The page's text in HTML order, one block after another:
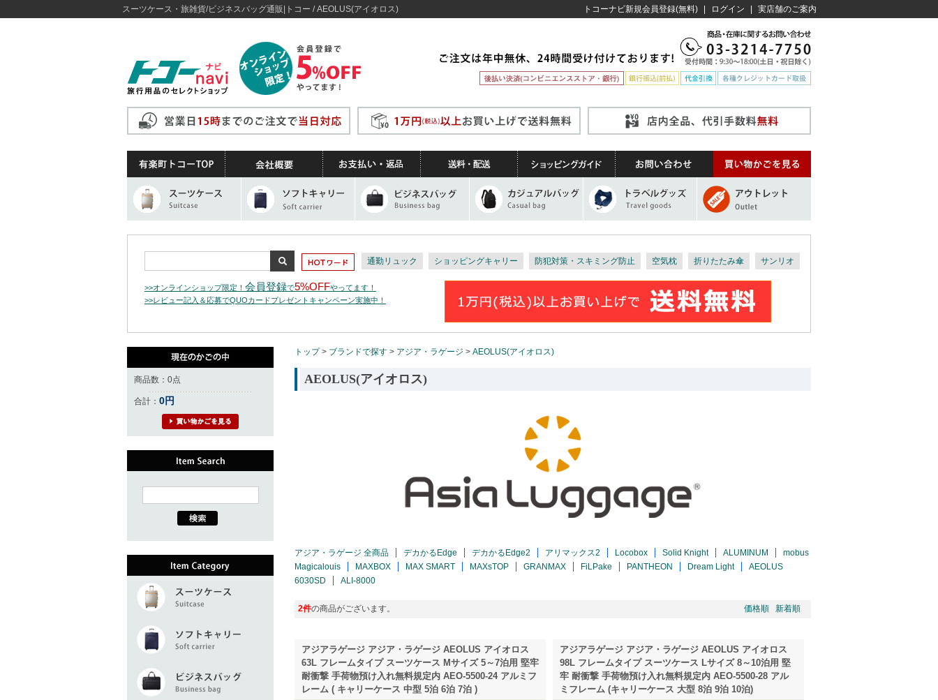
スーツケース・旅雑貨/ビジネスバッグ通販|トコー / AEOLUS(アイオロス) トコーナビ新規会員登録(無料) ログイン 実店舗のご案内
通勤リュック ショッピングキャリー 防犯対策・スキミング防止 空気枕 折りたたみ傘 サンリオ
>>オンラインショップ限定！ 会員登録で5%OFFやってます！
>>レビュー記入＆応募でQUOカードプレゼントキャンペーン実施中！
商品数：0点
合計： 0円
トップ> ブランドで探す > アジア・ラゲージ > AEOLUS(アイオロス)
AEOLUS(アイオロス)
アジア・ラゲージ 全商品 デカかるEdge デカかるEdge2 アリマックス2 Locobox Solid Knight ALUMINUM
mobus
Magicalouis
MAXBOX MAX SMART MAXsTOP GRANMAX FiLPake PANTHEON Dream Light
AEOLUS
6030SD
ALI-8000
2件の商品がございます。 価格順 新着順
アジアラゲージ アジア・ラゲージ AEOLUS アイオロス
63L フレームタイプ スーツケース Mサイズ 5～7泊用 堅牢
耐衝撃 手荷物預け入れ無料規定内 AEO-5500-24 アルミフ
レーム ( キャリーケース 中型 5泊 6泊 7泊 )
アジアラゲージ アジア・ラゲージ AEOLUS アイオロス
98L フレームタイプ スーツケース Lサイズ 8～10泊用 堅
牢 耐衝撃 手荷物預け入れ無料規定内 AEO-5500-28 アル
ミフレーム (キャリーケース 大型 8泊 9泊 10泊)